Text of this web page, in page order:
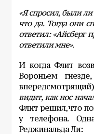
«Я спросил, были
что да. Тогда они
ответил: «Айсберг
ответили мне».
И когда Флит
Вороньем
видит, как нос
Флит решил, что
у телефона.
Реджинальда Ли: